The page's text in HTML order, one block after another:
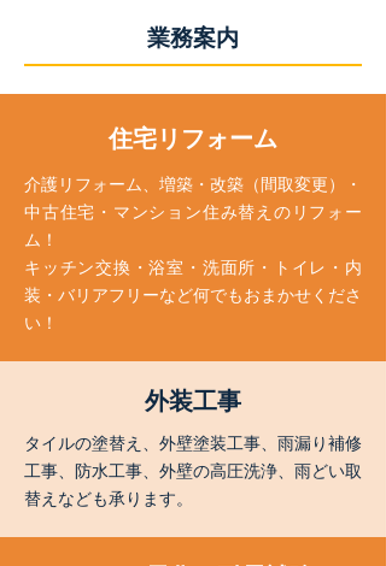
​業務案内
​住宅リフォーム
介護リフォーム、増築・改築（間取変更）・
中古住宅・マンション住み替えのリフォー
ム！
キッチン交換・浴室・洗面所・トイレ・内
装・バリアフリーなど何でもおまかせくださ
い！
​外装工事
タイルの塗替え、外壁塗装工事、雨漏り補修
工事、防水工事、外壁の高圧洗浄、雨どい取
替えなども承ります。